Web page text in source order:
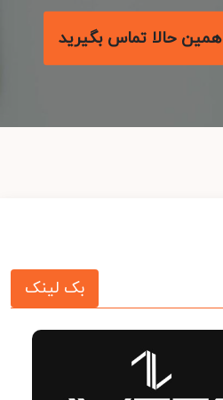
همین حالا تماس بگیرید
بک لینک